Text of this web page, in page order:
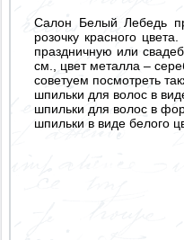
Салон Белый Лебедь
розочку красного
праздничную или
см., цвет металла –
советуем посмотреть
шпильки для волос в
шпильки для волос в
шпильки в виде белого